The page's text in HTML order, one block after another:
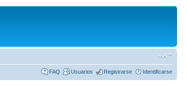
FAQ Usuarios Registrarse Identificarse